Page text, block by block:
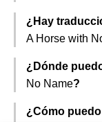
¿Hay
A Horse with
¿Dónde
No Name?
¿Cómo